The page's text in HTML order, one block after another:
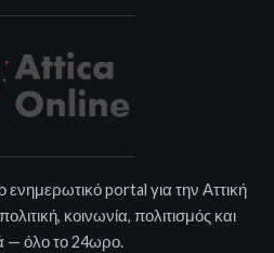
ενημερωτικό portal για την Αττική
κοινωνία, πολιτισμός και
— όλο το 24ωρο.